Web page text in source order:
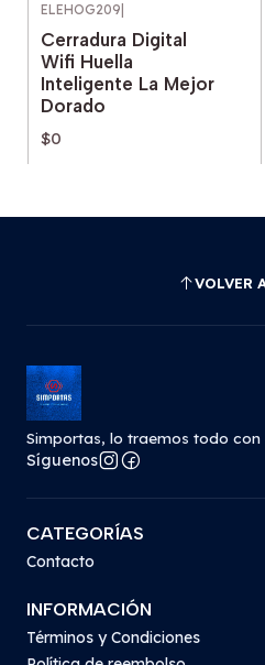
ELEHOG209
Cerradura Digital
Wifi Huella
Inteligente La Mejor
Dorado
$0
VOLVER
Simportas, lo traemos todo
Síguenos
CATEGORÍAS
Contacto
INFORMACIÓN
Términos y Condiciones